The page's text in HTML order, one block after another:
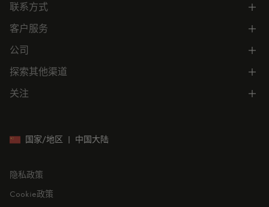
了解专属权益
联系方式
电话联系 400-0362-166
联系在线客服
门店位置
预约
客户服务
所有服务
常见问题
售后服务
公司
公司信息
公司管理
投资者关系
探索其他渠道
微信小程序
关注
国家/地区 | 中国大陆
隐私政策
Cookie政策